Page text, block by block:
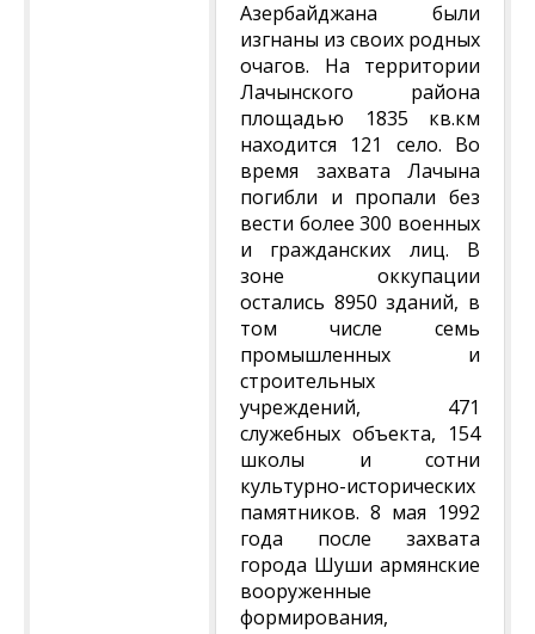
Азербайджана были
изгнаны из своих родных
очагов. На территории
Лачынского района
площадью 1835 кв.км
находится 121 село. Во
время захвата Лачына
погибли и пропали без
вести более 300 военных
и гражданских лиц. В
зоне оккупации
остались 8950 зданий, в
том числе семь
промышленных и
строительных
учреждений, 471
служебных объекта, 154
школы и сотни
культурно-исторических
памятников. 8 мая 1992
года после захвата
города Шуши армянские
вооруженные
формирования,